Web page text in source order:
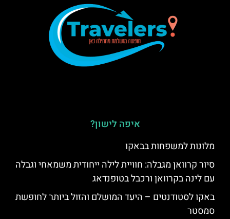
איפה לישון?
מלונות למשפחות בבאקו
סיור קרוואן מגבלה: חוויית לילה ייחודית משמאחי וגבלה
עם לינה בקרוואן ורכבל בטופנדאג
באקו לסטודנטים – היעד המושלם והזול ביותר לחופשת
סמסטר